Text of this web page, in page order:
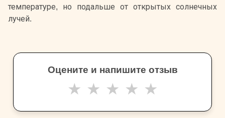
температуре, но подальше от открытых солнечных
лучей.
Оцените и напишите отзыв
★ ★ ★ ★ ★